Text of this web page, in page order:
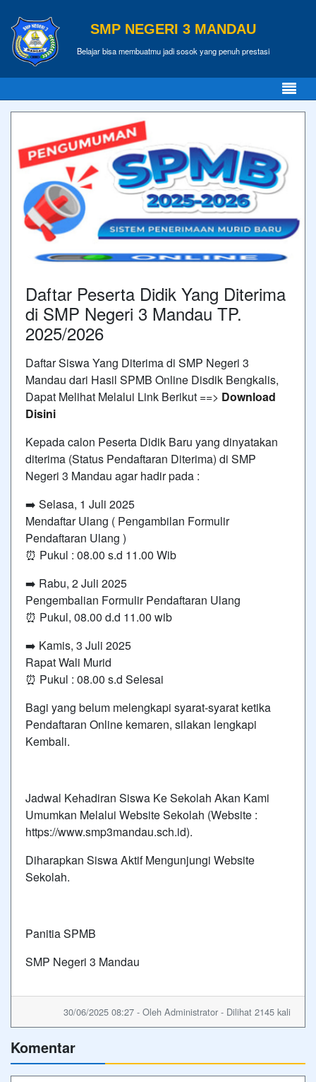
SMP NEGERI 3 MANDAU
Belajar bisa membuatmu jadi sosok yang penuh prestasi
Daftar Peserta Didik Yang Diterima
di SMP Negeri 3 Mandau TP.
2025/2026
Daftar Siswa Yang Diterima di SMP Negeri 3
Mandau dari Hasil SPMB Online Disdik Bengkalis,
Dapat Melihat Melalui Link Berikut ==> Download
Disini
Kepada calon Peserta Didik Baru yang dinyatakan
diterima (Status Pendaftaran Diterima) di SMP
Negeri 3 Mandau agar hadir pada :
➡️ Selasa, 1 Juli 2025
Mendaftar Ulang ( Pengambilan Formulir
Pendaftaran Ulang )
⏰ Pukul : 08.00 s.d 11.00 Wib
➡️ Rabu, 2 Juli 2025
Pengembalian Formulir Pendaftaran Ulang
⏰ Pukul, 08.00 d.d 11.00 wib
➡️ Kamis, 3 Juli 2025
Rapat Wali Murid
⏰ Pukul : 08.00 s.d Selesai
Bagi yang belum melengkapi syarat-syarat ketika
Pendaftaran Online kemaren, silakan lengkapi
Kembali.
Jadwal Kehadiran Siswa Ke Sekolah Akan Kami
Umumkan Melalui Website Sekolah (Website :
https://www.smp3mandau.sch.id).
Diharapkan Siswa Aktif Mengunjungi Website
Sekolah.
Panitia SPMB
SMP Negeri 3 Mandau
30/06/2025 08:27 - Oleh Administrator - Dilihat 2145 kali
Komentar